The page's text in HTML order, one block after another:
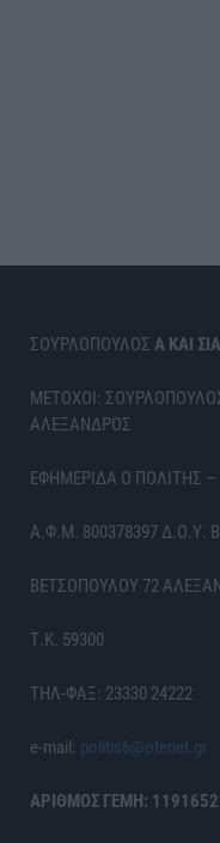
ΣΟΥΡΛΟΠΟΥΛΟΣ Α ΚΑΙ
ΜΕΤΟΧΟΙ:
ΑΛΕΞΑΝΔΡΟΣ
ΕΦΗΜΕΡΙΔΑ Ο ΠΟΛΙΤΗΣ –
Α.Φ.Μ. 800378397 Δ.Ο.Υ.
ΒΕΤΣΟΠΟΥΛΟΥ 72
Τ.Κ. 59300
ΤΗΛ-ΦΑΞ: 23330 24222
e-mail: politis6@otenet.gr
ΑΡΙΘΜΟΣ ΓΕΜΗ: